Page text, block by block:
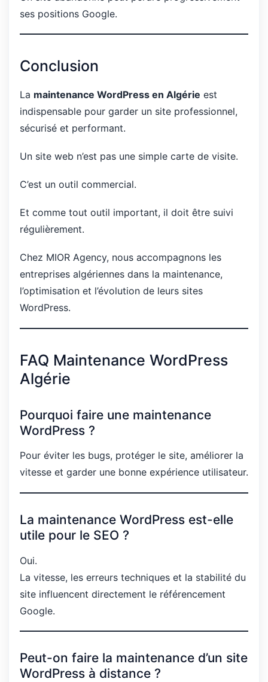
ses positions Google.
Conclusion
La maintenance WordPress en Algérie est
indispensable pour garder un site professionnel,
sécurisé et performant.
Un site web n’est pas une simple carte de visite.
C’est un outil commercial.
Et comme tout outil important, il doit être suivi
régulièrement.
Chez MIOR Agency, nous accompagnons les
entreprises algériennes dans la maintenance,
l’optimisation et l’évolution de leurs sites
WordPress.
FAQ Maintenance WordPress
Algérie
Pourquoi faire une maintenance
WordPress ?
Pour éviter les bugs, protéger le site, améliorer la
vitesse et garder une bonne expérience utilisateur.
La maintenance WordPress est-elle
utile pour le SEO ?
Oui.
La vitesse, les erreurs techniques et la stabilité du
site influencent directement le référencement
Google.
Peut-on faire la maintenance d’un site
WordPress à distance ?